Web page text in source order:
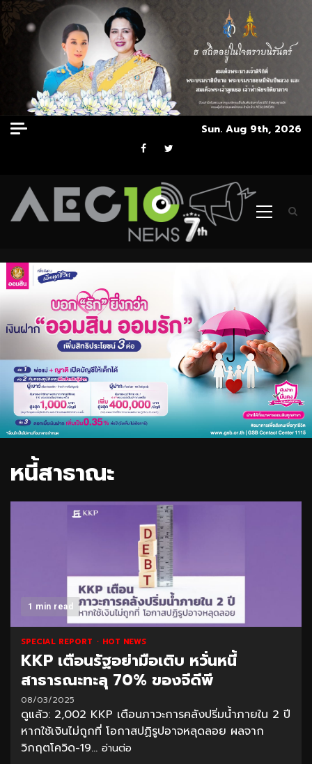
Skip
to
Sun. Aug 9th, 2026
Facebook
Twitter
Primary
หนี้สาธาณะ
1 min read
SPECIAL REPORT HOT NEWS
KKP เตือนรัฐอย่ามือเติบ หวั่นหนี้
สาธารณะทะลุ 70% ของจีดีพี
08/03/2025
ดูแล้ว: 2,002 KKP เตือนภาวะการคลังปริ่มน้ำภายใน 2 ปี
หากใช้เงินไม่ถูกที่ โอกาสปฏิรูปอาจหลุดลอย ผลจาก
วิกฤตโควิด-19... อ่านต่อ